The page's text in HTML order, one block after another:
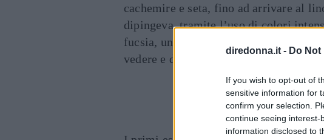
diredonna.it - Do
If you wish to opt-out of
sensitive information for
confirm your selection.
continue seeing
information disclosed to
cachemire e seta, fino ad arrivare al
dipingeva, tramite l’uso di colori
fucsia, un’idea nuova di vivere la
vedere e di concepire i prodotti creati
Continua a leggere